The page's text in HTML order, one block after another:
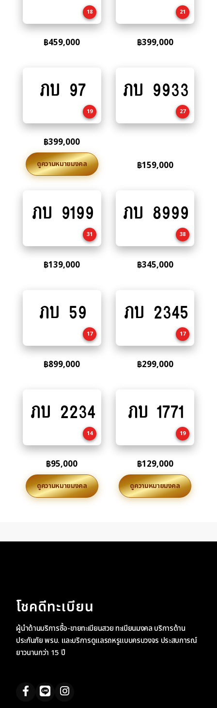
18
฿459,000
21
฿399,000
to
ภบ 97
19
฿399,000
ดูความหมายมงคล
to
ภบ 9933
27
฿159,000
to
ภบ 9199
31
฿139,000
to
ภบ 8999
38
฿345,000
to
ภบ 59
17
฿899,000
to
ภบ 2345
17
฿299,000
to
ภบ 2234
14
฿95,000
ดูความหมายมงคล
to
ภบ 1771
19
฿129,000
ดูความหมายมงคล
โชคดีทะเบียน
ผู้นำด้านบริการซื้อ-ขายทะเบียนสวย ทะเบียนมงคล บริการด้าน
ประกันภัย พรบ. และบริการดูแลรถหรูแบบครบวงจร ประสบการณ์
ยาวนานกว่า 15 ปี